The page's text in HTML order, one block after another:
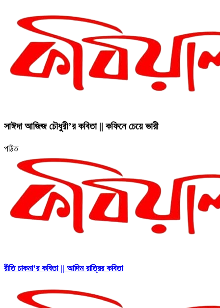
সাঈদা আজিজ চৌধুরী’র কবিতা || কফিনে চেয়ে ভারী
পঠিত
রীতি চাকমা’র কবিতা || আদিম রাত্রির কবিতা